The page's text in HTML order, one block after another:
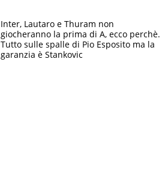
Inter, Lautaro e Thuram non
giocheranno la prima di A, ecco perchè.
Tutto sulle spalle di Pio Esposito ma la
garanzia è Stankovic